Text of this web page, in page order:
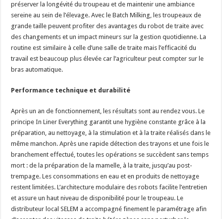
préserver la longévité du troupeau et de maintenir une ambiance
sereine au sein de l’élevage. Avec le Batch Milking, les troupeaux de
grande taille peuvent profiter des avantages du robot de traite avec
des changements et un impact mineurs sur la gestion quotidienne. La
routine est similaire à celle d’une salle de traite mais l’efficacité du
travail est beaucoup plus élevée car l’agriculteur peut compter sur le
bras automatique.
Performance technique et durabilité
Après un an de fonctionnement, les résultats sont au rendez vous. Le
principe In Liner Everything garantit une hygiène constante grâce à la
préparation, au nettoyage, à la stimulation et à la traite réalisés dans le
même manchon. Après une rapide détection des trayons et une fois le
branchement effectué, toutes les opérations se succèdent sans temps
mort : de la préparation de la mamelle, à la traite, jusqu’au post-
trempage. Les consommations en eau et en produits de nettoyage
restent limitées. L’architecture modulaire des robots facilite l’entretien
et assure un haut niveau de disponibilité pour le troupeau. Le
distributeur local SELEM a accompagné finement le paramétrage afin